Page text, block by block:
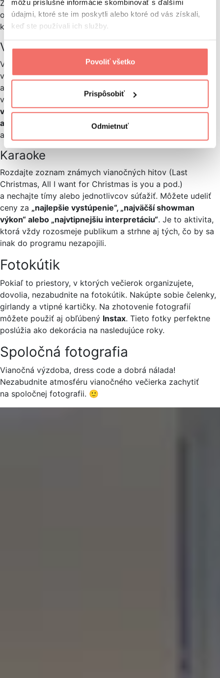
môžu príslušné informácie skombinovať s ďalšími
údajmi, ktoré ste im poskytli alebo ktoré od vás získali,
keď ste používali ich služby.
Povoliť všetko
Prispôsobiť
Odmietnuť
Zorganizujte vianočný kvíz, ktorého otázky budú
obsahovaťzaujímavosti zo známych vianočných filmov
ktoré všetci milujeme.
Vianočné hľadanie
V rámci programu môžete zorganizovať aj aktivitu
v podobe hľadania vianočných predmetov. Jednotlivci
alebo tímy dostanú zoznam objektov, ktoré musia
v priestore nájsť. Zoznam môže obsahovať veci ako
vianočné svetielka, vianočné ozdoby, stromček
alebo darčeky
. Cieľom je schovať niektoré predmety tak,
aby bolo ich hľadanie zložitejšie.
Karaoke
Rozdajte zoznam známych vianočných hitov (Last
Christmas, All I want for Christmas is you a pod.)
a nechajte tímy alebo jednotlivcov súťažiť. Môžete udeliť
ceny za „najlepšie vystúpenie“, „najväčší showman
výkon“ alebo „najvtipnejšiu interpretáciu“. Je to aktivita,
ktorá vždy rozosmeje publikum a strhne aj tých, čo by sa
inak do programu nezapojili.
Fotokútik
Pokiaľ to priestory, v ktorých večierok organizujete,
dovolia, nezabudnite na fotokútik. Nakúpte sobie čelenky,
girlandy a vtipné kartičky. Na zhotovenie fotografií
môžete použiť aj obľúbený Instax. Tieto fotky perfektne
poslúžia ako dekorácia na nasledujúce roky.
Spoločná fotografia
Vianočná výzdoba, dress code a dobrá nálada!
Nezabudnite atmosféru vianočného večierka zachytiť
na spoločnej fotografii. 🙂